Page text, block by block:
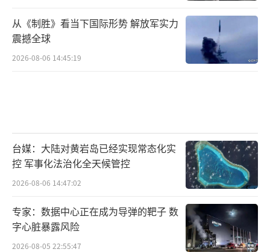
目前，巴西大豆并不能100%替代美国大
豆。南北半球因素决定了两者种植与上市时间
交替，单纯依赖进口巴西大豆可能在四季度和
一季度出现阶段性短缺。此外，美国大豆品质
肥、海运等一系列生产要素的垄断。更重要的
是，中国和巴西尚未实现本币结算，交易仍需
通过美元完成。因此，中国还需不断开拓更多
海外卖家，不仅有巴西和阿根廷这样的南美国
家，还应培育非洲、中亚、东欧等其他产地。
一粒大豆折射出大国农业的艰难转型，粮食安
从《制胜》看当下国际形势 解放军实力
震撼全球
2026-08-06 14:45:19
台媒：大陆对黄岩岛已经实现常态化实
控 军事化法治化全天候管控
2026-08-06 14:47:02
专家：数据中心正在成为导弹的靶子 数
字心脏暴露风险
2026-08-05 22:55:47